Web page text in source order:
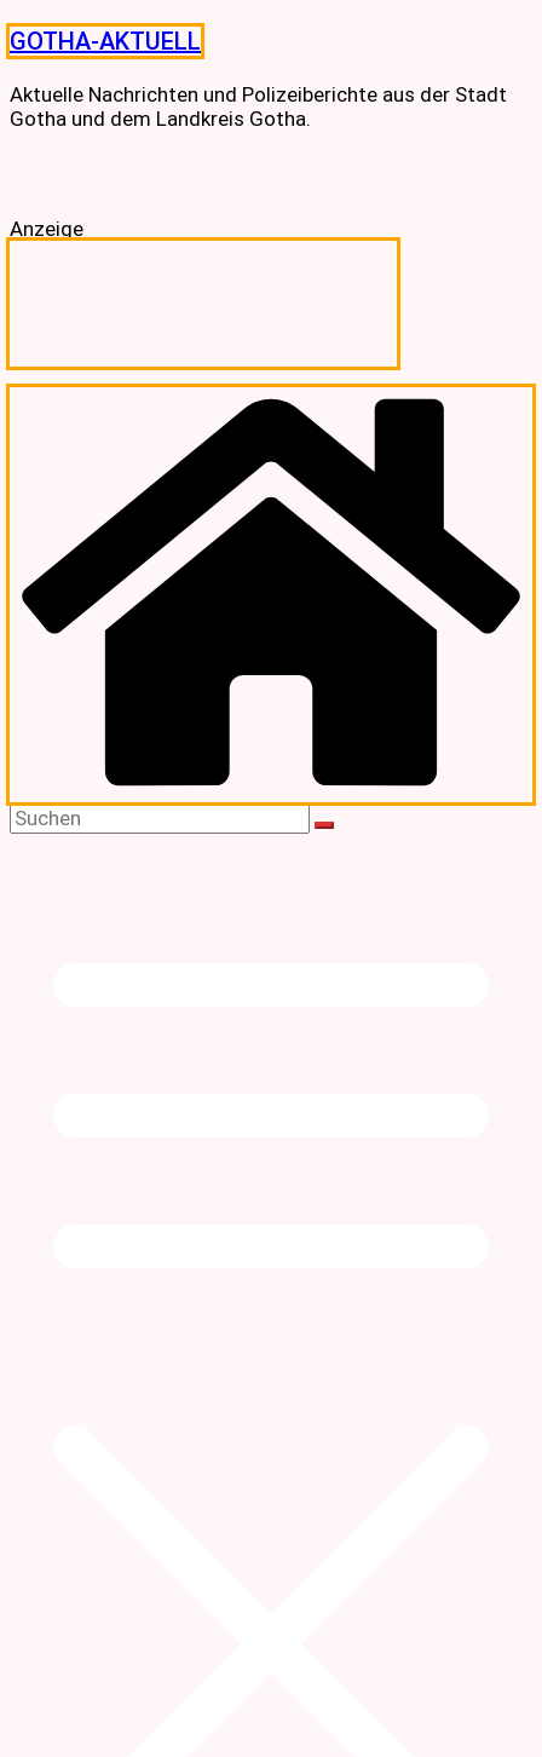
Skip
to
content
GOTHA-AKTUELL
Aktuelle Nachrichten und Polizeiberichte aus der Stadt
Gotha und dem Landkreis Gotha.
Anzeige